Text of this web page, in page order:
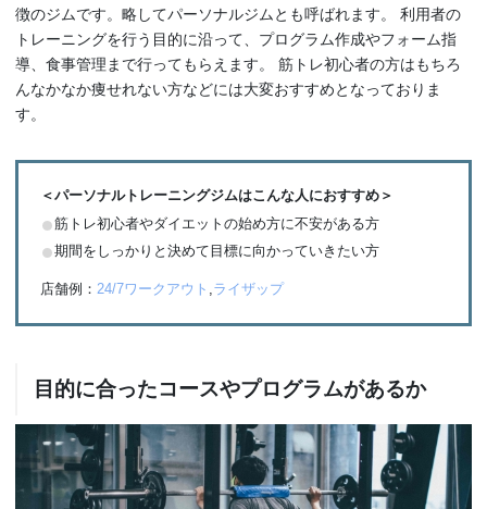
徴のジムです。略してパーソナルジムとも呼ばれます。 利用者の
トレーニングを行う目的に沿って、プログラム作成やフォーム指
導、食事管理まで行ってもらえます。 筋トレ初心者の方はもちろ
んなかなか痩せれない方などには大変おすすめとなっておりま
す。
＜パーソナルトレーニングジムはこんな人におすすめ＞
筋トレ初心者やダイエットの始め方に不安がある方
期間をしっかりと決めて目標に向かっていきたい方
店舗例：24/7ワークアウト ,ライザップ
目的に合ったコースやプログラムがあるか